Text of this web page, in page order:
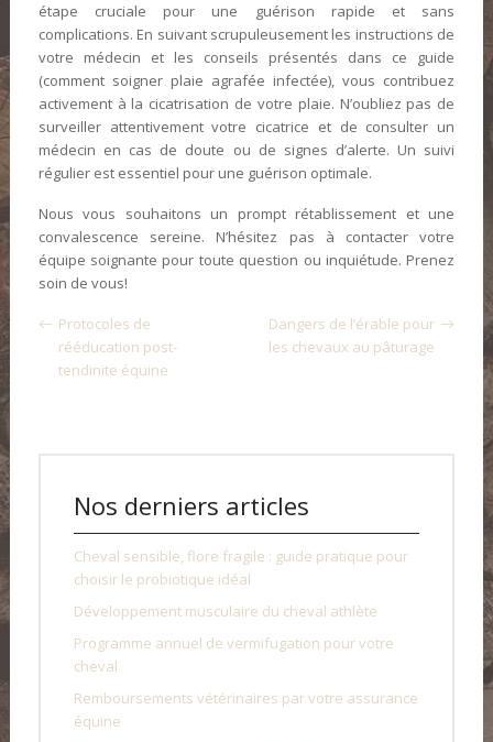
étape cruciale pour une guérison rapide et sans
complications. En suivant scrupuleusement les instructions de
votre médecin et les conseils présentés dans ce guide
(comment soigner plaie agrafée infectée), vous contribuez
activement à la cicatrisation de votre plaie. N’oubliez pas de
surveiller attentivement votre cicatrice et de consulter un
médecin en cas de doute ou de signes d’alerte. Un suivi
régulier est essentiel pour une guérison optimale.
Nous vous souhaitons un prompt rétablissement et une
convalescence sereine. N’hésitez pas à contacter votre
équipe soignante pour toute question ou inquiétude. Prenez
soin de vous!
Protocoles de
rééducation post-
tendinite équine
Dangers de l’érable pour
les chevaux au pâturage
Nos derniers articles
Cheval sensible, flore fragile : guide pratique pour
choisir le probiotique idéal
Développement musculaire du cheval athlète
Programme annuel de vermifugation pour votre
cheval
Remboursements vétérinaires par votre assurance
équine